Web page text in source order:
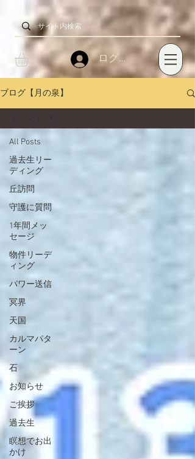
ログイン
ブログ【月の泉】
All Posts
過去生リー
ディング
丘訪問
守護に質問
1年間メッ
セージ
物件リーデ
ィング
パワー送信
冥界
天国
カルマパタ
ーン
石
お知らせ
ご挨拶
過去生
瞑想でお出
かけ